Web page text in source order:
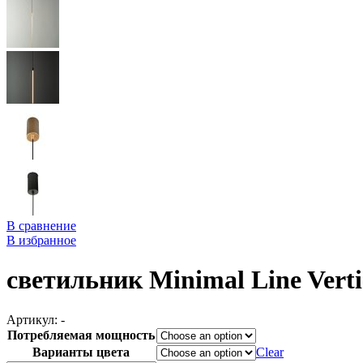
В сравнение
В избранное
светильник Minimal Line
Артикул: -
Потребляемая мощность
Варианты цвета
Clear